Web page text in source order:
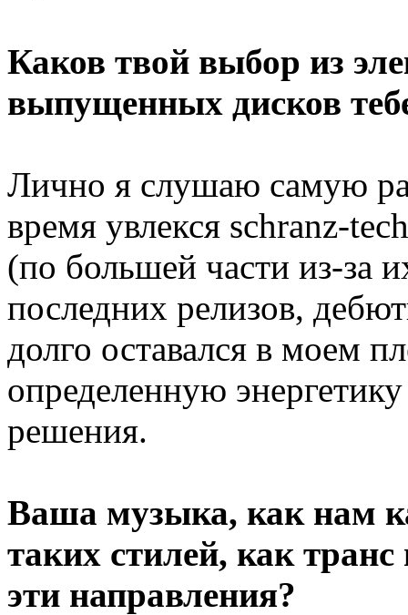
Каков твой выбор из
выпущенных дисков
Лично я слушаю самую
время увлекся schranz-
(по большей части из-за
последних релизов,
долго оставался в моем
определенную
решения.
Ваша музыка, как нам
таких стилей, как
эти направления?